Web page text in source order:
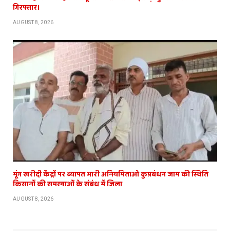
गिरफ्तार।
AUGUST 8, 2026
मूंग खरीदी केंद्रों पर ब्यापत भारी अनियमिताओ कुप्रबंधन जाम की स्थिति
किसानों की समस्याओं के संबंध में जिला
AUGUST 8, 2026